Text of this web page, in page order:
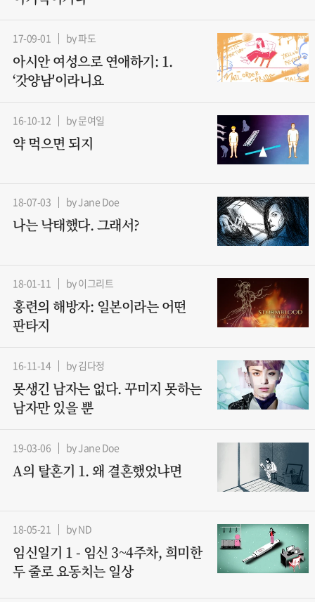
17-09-01 by 파도
아시안 여성으로 연애하기: 1.
‘갓양남'이라니요
16-10-12 by 문여일
약 먹으면 되지
18-07-03 by Jane Doe
나는 낙태했다. 그래서?
18-01-11 by 이그리트
홍련의 해방자: 일본이라는 어떤
판타지
16-11-14 by 김다정
못생긴 남자는 없다. 꾸미지 못하는
남자만 있을 뿐
19-03-06 by Jane Doe
A의 탈혼기 1. 왜 결혼했었냐면
18-05-21 by ND
임신일기 1 - 임신 3~4주차, 희미한
두 줄로 요동치는 일상